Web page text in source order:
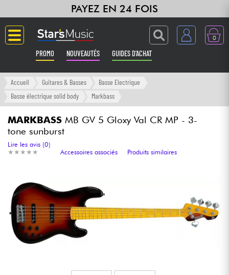
PAYEZ EN 24 FOIS
0
PROMO NOUVEAUTÉS GUIDES D'ACHAT
Langue
Amplis & Effets
Synthés & Sampleurs
Home Studio
Casques
Accueil Guitares & Basses
Basse Electrique
Basse électrique solid body
Markbass
MARKBASS MB GV 5 Gloxy Val CR MP - 3-
tone sunburst
★ ★ ★ ★ ★
★ ★ ★ ★ ★
Lire les avis (0)
Accessoires associés
Produits similaires